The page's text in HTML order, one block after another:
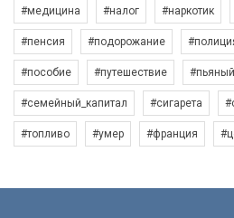
#медицина #налог #наркотик
#пенсия #подорожание
#пособие #путешествие #пьяный
#семейный_капитал #сигарета
#топливо #умер #франция